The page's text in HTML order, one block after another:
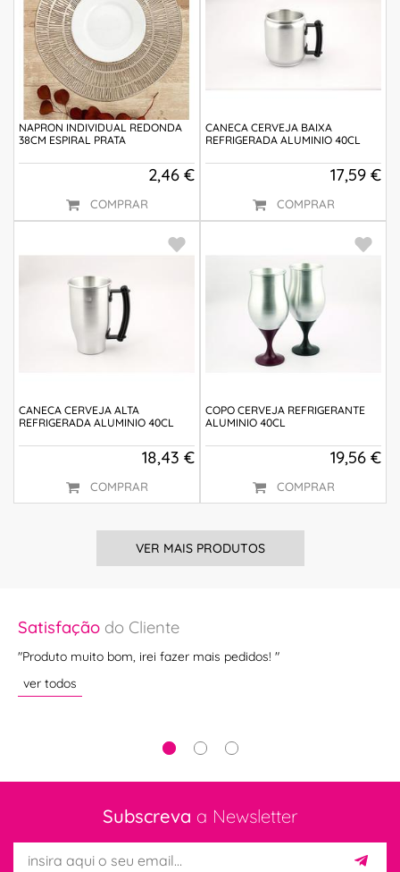
NAPRON INDIVIDUAL REDONDA
38CM ESPIRAL PRATA
2,46 €
COMPRAR
CANECA CERVEJA BAIXA
REFRIGERADA ALUMINIO 40CL
17,59 €
COMPRAR
CANECA CERVEJA ALTA
REFRIGERADA ALUMINIO 40CL
18,43 €
COMPRAR
COPO CERVEJA REFRIGERANTE
ALUMINIO 40CL
19,56 €
COMPRAR
VER MAIS PRODUTOS
Satisfação do Cliente
"Produto muito bom, irei fazer mais pedidos! "
ver todos
Subscreva a Newsletter